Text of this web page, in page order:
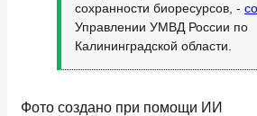
сохранности биоресурсов, -
Управлении УМВД России по
Калининградской области.
Фото создано при помощи ИИ